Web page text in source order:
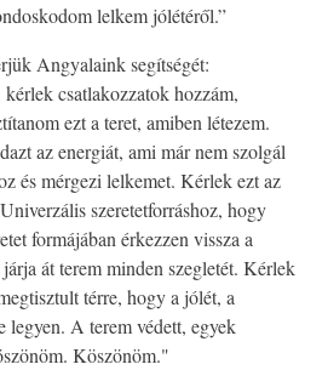
lelkem jólétéről.”
Angyalaink segítségét:
csatlakozzatok hozzám,
ezt a teret, amiben létezem.
az energiát, ami már nem szolgál
és mérgezi lelkemet. Kérlek ezt az
szeretetforráshoz, hogy
formájában érkezzen vissza a
át terem minden szegletét. Kérlek
térre, hogy a jólét, a
legyen. A terem védett, egyek
Köszönöm."